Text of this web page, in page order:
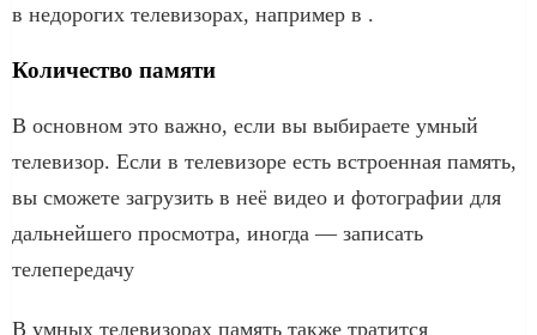
в недорогих телевизорах, например в .
Количество памяти
В основном это важно, если вы выбираете умный
телевизор. Если в телевизоре есть встроенная память,
вы сможете загрузить в неё видео и фотографии для
дальнейшего просмотра, иногда — записать
телепередачу
В умных телевизорах память также тратится